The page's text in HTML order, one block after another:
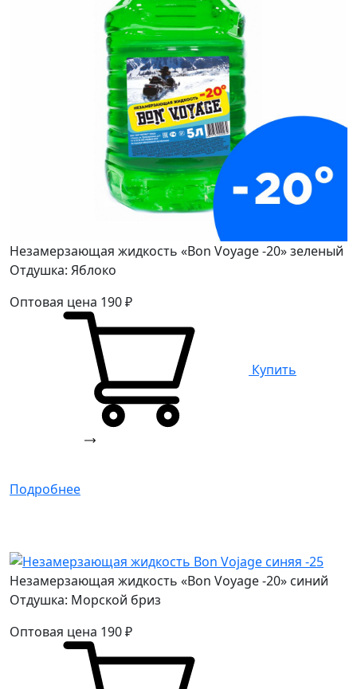
Незамерзающая жидкость «Bon Voyage -20» зеленый
Отдушка: Яблоко
Оптовая цена 190₽
Купить
Подробнее
Незамерзающая жидкость «Bon Voyage -20» синий
Отдушка: Морской бриз
Оптовая цена 190₽